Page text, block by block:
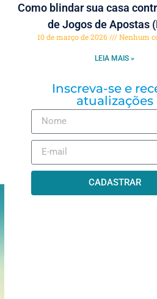
Como blindar sua casa
de Jogos de Apostas
10 de março de 2026 Nenhum
LEIA MAIS »
Inscreva-se e
atualizações
CADASTRAR